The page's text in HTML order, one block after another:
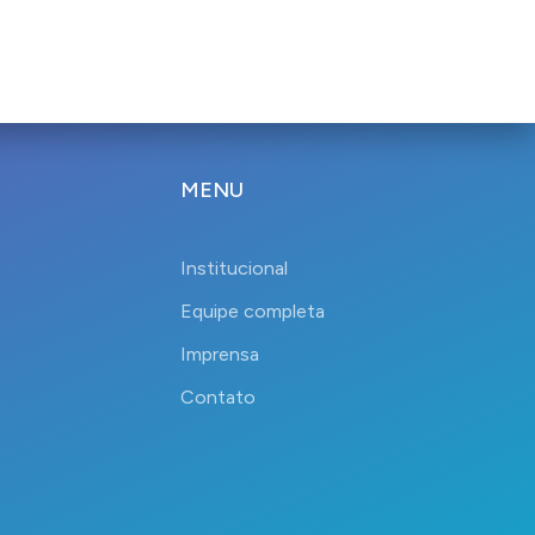
MENU
Institucional
Equipe completa
Imprensa
Contato